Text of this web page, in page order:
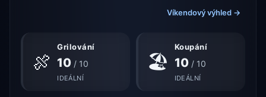
Víkendový výhled →
🍖
Grilování
10 / 10
IDEÁLNÍ
🏖
Koupání
10/ 10
IDEÁLNÍ